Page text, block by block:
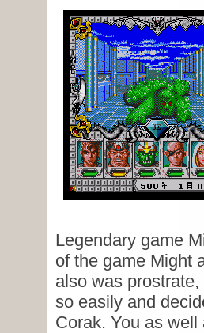
Legendary game
of the game Might
also was
so easily and
Corak. You as